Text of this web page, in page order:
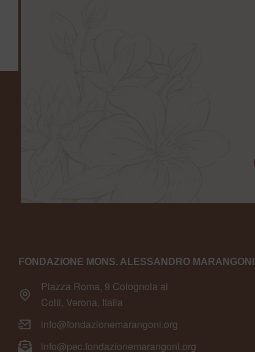
FONDAZIONE MONS. ALESSANDRO MARANGONI
Piazza Roma, 9 Colognola ai
Colli, Verona, Italia
info@fondazionemarangoni.org
info@pec.fondazionemarangoni.org